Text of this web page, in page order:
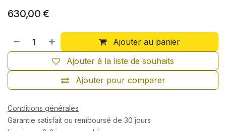
630,00 €
Ajouter au panier
Ajouter pour comparer
Ajouter à la liste de souhaits
Conditions générales
Garantie satisfait ou remboursé de 30 jours